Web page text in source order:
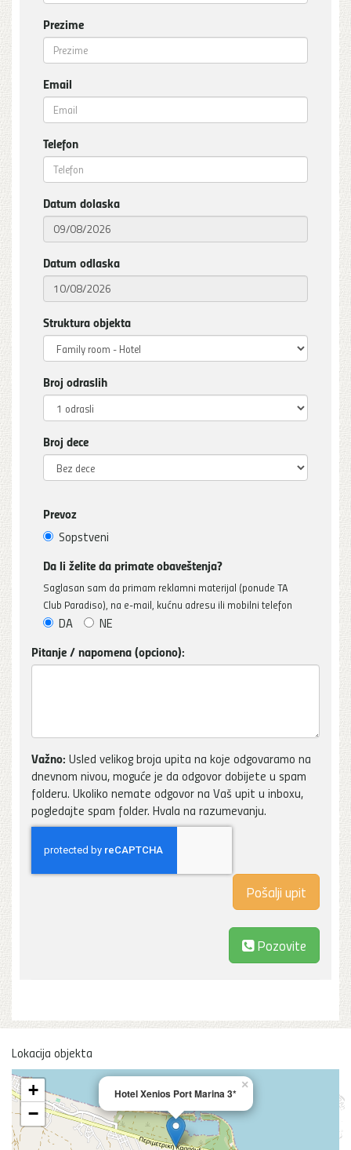
Prezime
Email
Telefon
Datum dolaska
Datum odlaska
Struktura objekta
Broj odraslih
Broj dece
Prevoz
Sopstveni
Da li želite da primate obaveštenja?
Saglasan sam da primam reklamni materijal (ponude TA
Club Paradiso), na e-mail, kućnu adresu ili mobilni telefon
DA NE
Pitanje / napomena (opciono):
Važno: Usled velikog broja upita na koje odgovaramo na
dnevnom nivou, moguće je da odgovor dobijete u spam
folderu. Ukoliko nemate odgovor na Vaš upit u inboxu,
pogledajte spam folder. Hvala na razumevanju.
Pozovite
Lokacija objekta
Hotel Xenios Port Marina 3*
×
+
−